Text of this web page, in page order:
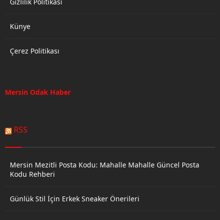
Künye
Çerez Politikası
Mersin Odak Haber
RSS
Mersin Mezitli Posta Kodu: Mahalle Mahalle Güncel Posta
Kodu Rehberi
Günlük Stil İçin Erkek Sneaker Önerileri